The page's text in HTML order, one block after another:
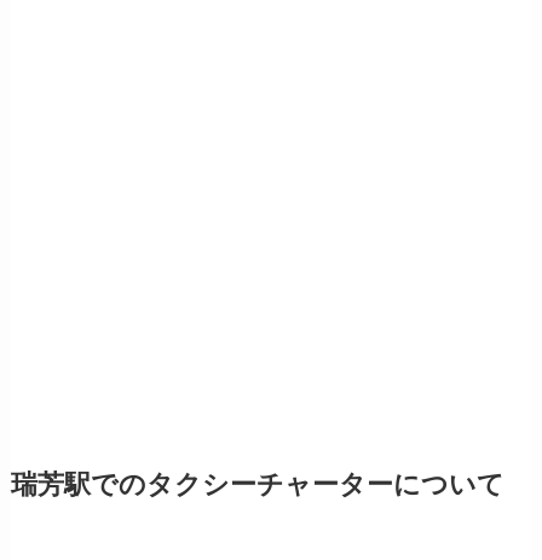
瑞芳駅でのタクシーチャーターについて